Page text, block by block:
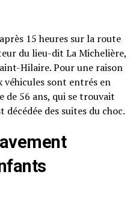
15 heures sur la route
du lieu-dit La Michelière,
Hilaire. Pour une raison
véhicules sont entrés en
de 56 ans, qui se trouvait
des suites du choc.